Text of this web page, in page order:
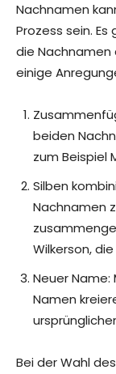
Nachnamen
Prozess sein.
die Nachnamen
einige
beiden
zum Beispiel
Silben
Nachnamen
Wilkerson,
Neuer Name:
Namen
Bei der Wahl